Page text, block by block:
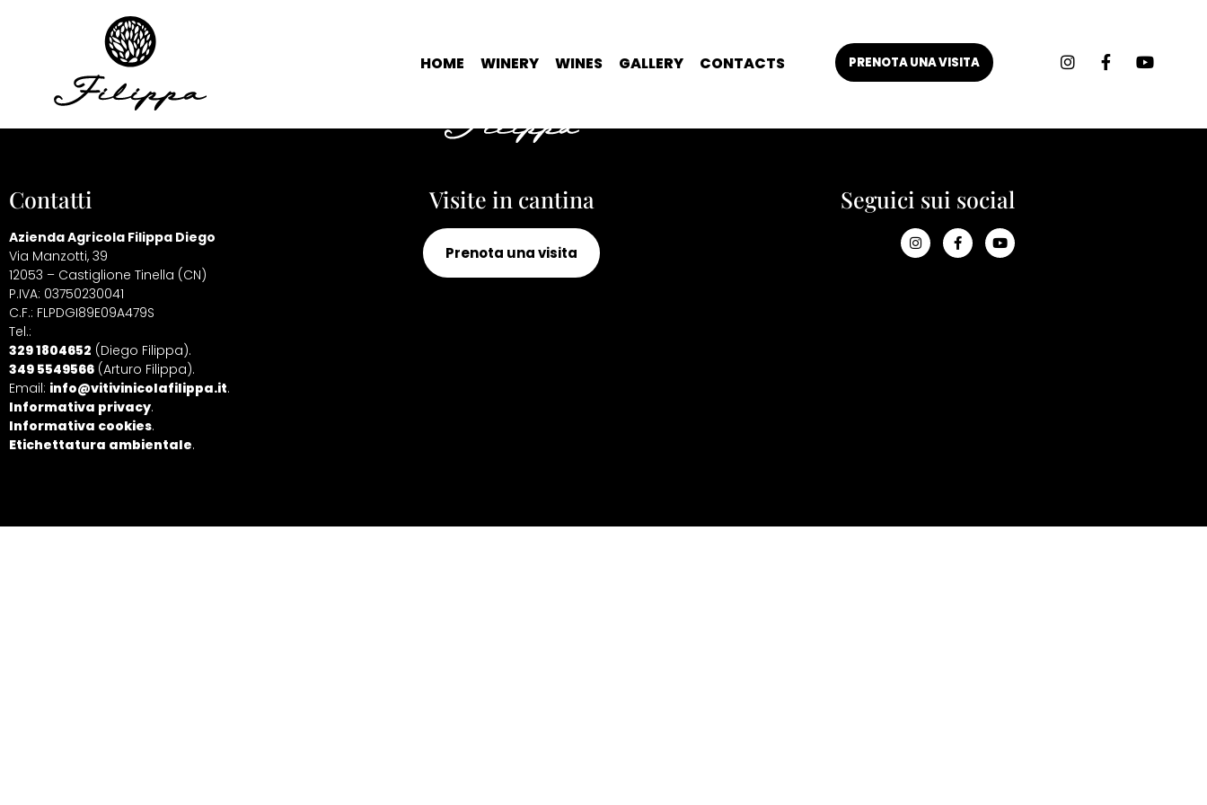
HOME WINERY WINES GALLERY CONTACTS PRENOTA UNA VISITA
class="site-main" id="main"
Contatti
Azienda Agricola Filippa Diego
Via Manzotti, 39
12053 – Castiglione Tinella (CN)
P.IVA: 03750230041
C.F.: FLPDGI89E09A479S
Tel.:
329 1804652 (Diego Filippa).
349 5549566 (Arturo Filippa).
Email: info@vitivinicolafilippa.it.
Informativa privacy.
Informativa cookies.
Etichettatura ambientale.
Visite in cantina
Prenota una visita
Seguici sui social